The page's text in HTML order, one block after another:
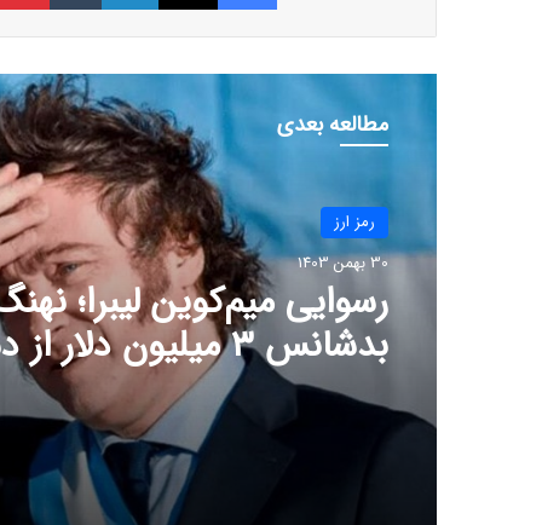
مطالعه بعدی
رمز ارز
30 بهمن 1403
رسوایی میم‌کوین لیبرا؛
بدشانس ۳ میلیون
داد!